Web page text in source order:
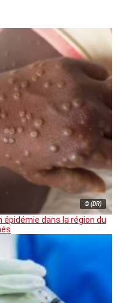
© (DR)
épidémie dans la région du